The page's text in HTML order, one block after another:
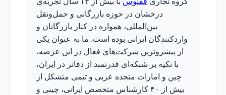
درخشان در حوزه بازرگانی و حمل‌ونقل
بین‌المللی، همواره در کنار بازرگانان و
واردکنندگان ایرانی بوده است. ما به عنوان یکی
از پیشروترین شرکت‌های فعال در این عرصه،
با تکیه بر شبکه‌ای قدرتمند از دفاتر در ایران،
چین و امارات متحده عربی و تیمی متشکل از
بیش از ۴۰ کارشناس متخصص ایرانی، چینی و